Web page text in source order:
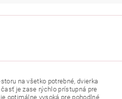
na všetko potrebné, dvierka
je zase rýchlo prístupná pre
optimálne vysoká pre pohodlné